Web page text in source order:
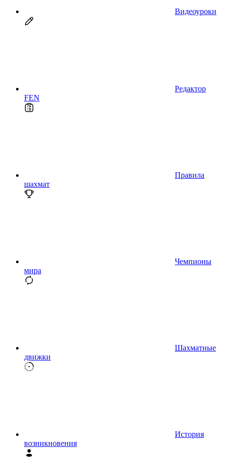
Видеоуроки
Редактор
FEN
Правила
шахмат
Чемпионы
мира
Шахматные
движки
История
возникновения